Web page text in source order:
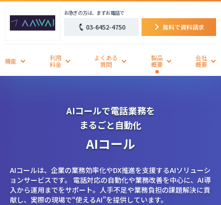
機能
利用
料金
よくある
質問
製品
概要
会社
概要
お急ぎの方は、まずお電話で
03-6452-4750 無料で資料請求
AIコールで電話業務を
まるごと自動化
AIコール
AIコールは、企業の業務効率化やDX推進を支援するAIソリューシ
ョンサービスです。 電話対応の自動化や業務改善を中心に、AI導
入から運用までをサポート。人手不足や業務負担の課題解決に貢
献し、実際の現場で“使えるAI”を提供しています。